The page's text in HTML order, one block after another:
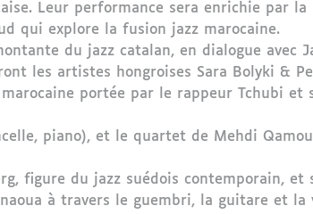
Leur performance sera enrichie par
qui explore la fusion jazz marocaine.
du jazz catalan, en dialogue avec
les artistes hongroises Sara Bolyki &
portée par le rappeur Tchubi et
piano), et le quartet de Mehdi
figure du jazz suédois contemporain,
à travers le guembri, la guitare et la